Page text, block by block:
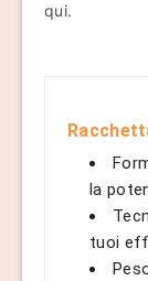
qui.
la
tuoi